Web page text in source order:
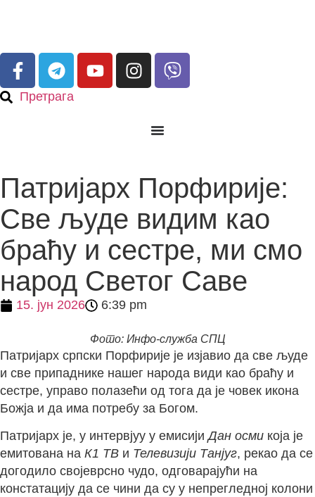
Претрага
Патријарх Порфирије:
Све људе видим као
браћу и сестре, ми смо
народ Светог Саве
15. јун 2026 6:39 pm
Фото: Инфо-служба СПЦ
Патријарх српски Порфирије је изјавио да све људе
и све припаднике нашег народа види као браћу и
сестре, управо полазећи од тога да је човек икона
Божја и да има потребу за Богом.
Патријарх је, у интервјуу у емисијиДан осми која је
емитована на К1 ТВ и Телевизији Танјуг, рекао да се
догодило својеврсно чудо, одговарајући на
констатацију да се чини да су у непрегледној колони